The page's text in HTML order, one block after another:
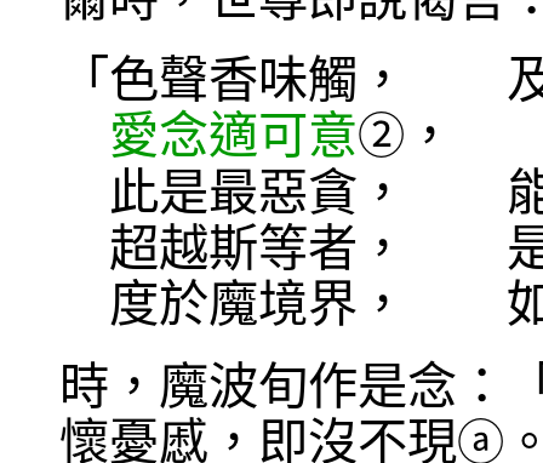
「色聲香味觸，
愛念適可意② ，
此是最惡貪， 能
超越斯等者， 是
度於魔境界，
時，魔波旬作是念：
懷憂慼，即沒不現ⓐ